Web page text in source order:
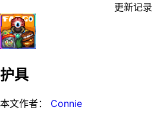
更新记录
护具
本文作者： Connie